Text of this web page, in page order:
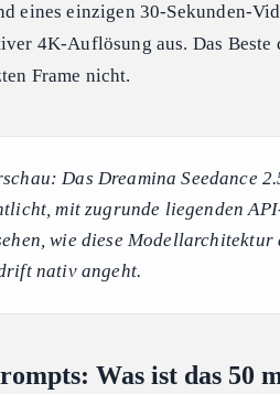
eines einzigen 30-Sekunden-
4K-Auflösung aus. Das Beste
Frame nicht.
Das Dreamina Seedance
mit zugrunde liegenden
wie diese Modellarchitektur
nativ angeht.
Was ist das 50